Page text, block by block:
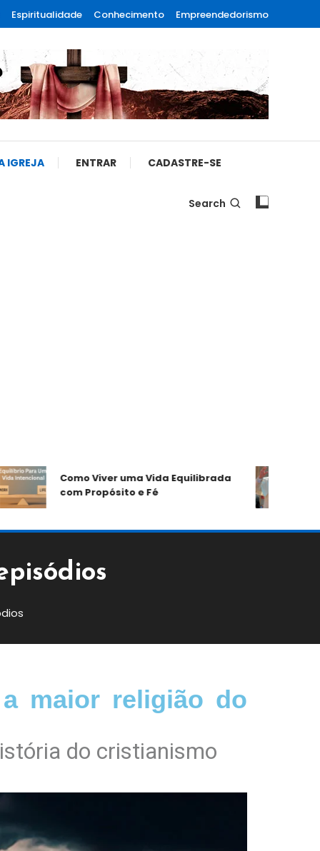
Espiritualidade Conhecimento Empreendedorismo
IGREJA ENTRAR CADASTRE-SE
Search
Como Viver uma Vida Equilibrada
com Propósito e Fé
maior religião do
do cristianismo